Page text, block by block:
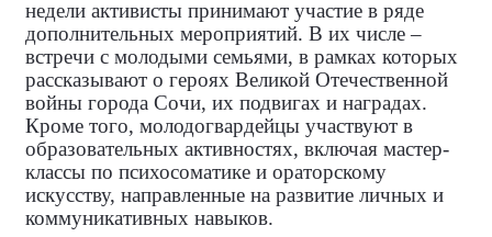
недели активисты принимают участие в ряде
дополнительных мероприятий. В их числе –
встречи с молодыми семьями, в рамках которых
рассказывают о героях Великой Отечественной
войны города Сочи, их подвигах и наградах.
Кроме того, молодогвардейцы участвуют в
образовательных активностях, включая мастер-
классы по психосоматике и ораторскому
искусству, направленные на развитие личных и
коммуникативных навыков.